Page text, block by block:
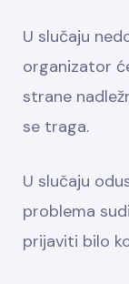
U slučaju
organizator
strane
se traga.
U slučaju
problema
prijaviti bilo